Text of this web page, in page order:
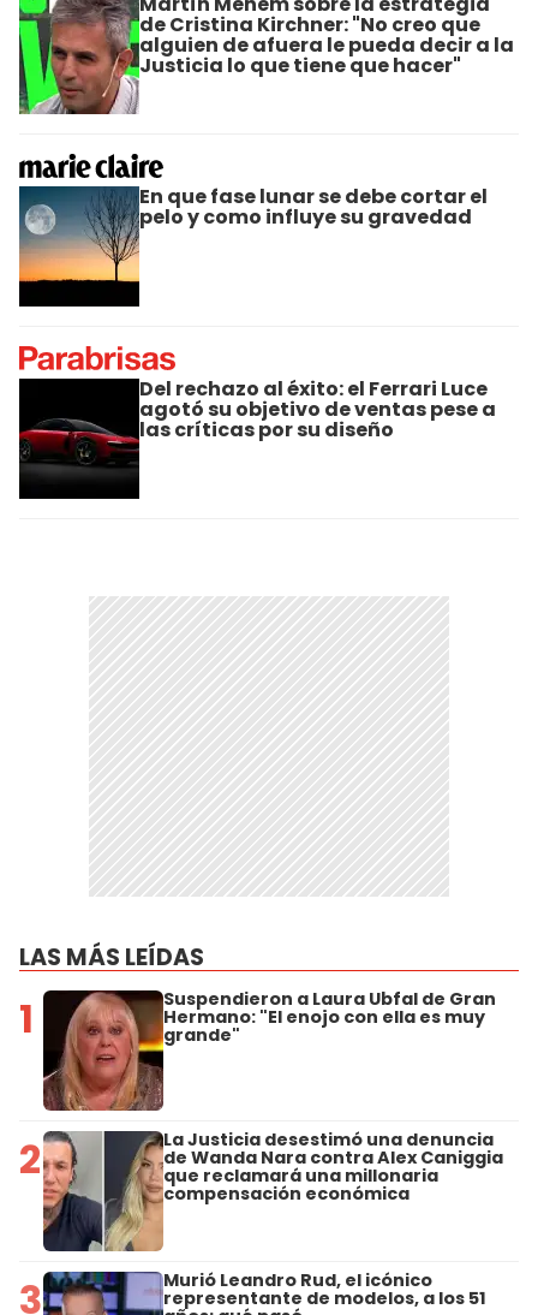
de Cristina Kirchner: "No creo que
alguien de afuera le pueda decir a la
Justicia lo que tiene que hacer"
En que fase lunar se debe cortar el
pelo y como influye su gravedad
Del rechazo al éxito: el Ferrari Luce
agotó su objetivo de ventas pese a
las críticas por su diseño
LAS MÁS LEÍDAS
1 Suspendieron a Laura Ubfal de Gran
Hermano: "El enojo con ella es muy
grande"
2 La Justicia desestimó una denuncia
de Wanda Nara contra Alex Caniggia
que reclamará una millonaria
compensación económica
3 Murió Leandro Rud, el icónico
representante de modelos, a los 51